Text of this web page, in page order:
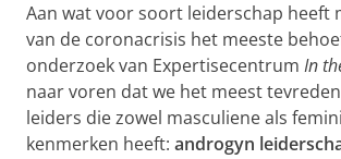
Aan wat voor soort leiderschap heeft
van de coronacrisis het meeste
onderzoek van Expertisecentrum In
naar voren dat we het meest
leiders die zowel masculiene als
kenmerken heeft: androgyn